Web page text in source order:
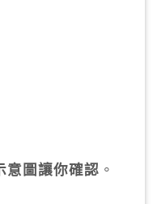
意圖讓你確認 。